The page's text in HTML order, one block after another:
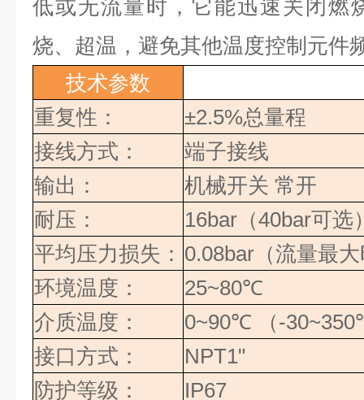
低或无流量时，它能迅速关闭燃
烧、超温，避免其他温度控制元件
技术参数
重复性：
±2.5%总量程
接线方式：
端子接线
输出：
机械开关 常开
耐压：
16bar （40bar可选
平均压力损失： 0.08bar （流量最
环境温度：
25~80℃
介质温度：
0~90℃ （-30~350
接口方式：
NPT1"
防护等级：
IP67